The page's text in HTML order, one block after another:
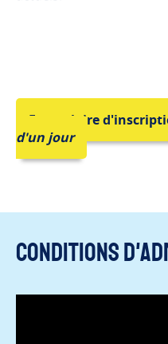
Formulaire
d'un jour
Conditions